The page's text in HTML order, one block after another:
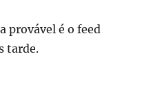
provável é o feed
tarde.